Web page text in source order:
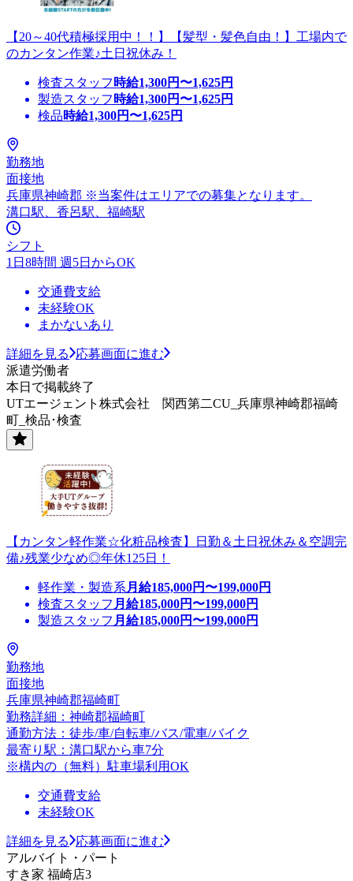
【20～40代積極採用中！！】【髪型・髪色自由！】工場内で
のカンタン作業♪土日祝休み！
検査スタッフ 時給1,300円〜1,625円
製造スタッフ 時給1,300円〜1,625円
検品時給1,300円〜1,625円
勤務地
面接地
兵庫県神崎郡 ※当案件はエリアでの募集となります。
溝口駅、香呂駅、福崎駅
シフト
1日8時間 週5日からOK
交通費支給
未経験OK
まかないあり
詳細を見る
応募画面に進む
派遣労働者
本日で掲載終了
UTエージェント株式会社 関西第二CU_兵庫県神崎郡福崎
町_検品･検査
【カンタン軽作業☆化粧品検査】日勤＆土日祝休み＆空調完
備♪残業少なめ◎年休125日！
軽作業・製造系 月給185,000円〜199,000円
検査スタッフ 月給185,000円〜199,000円
製造スタッフ 月給185,000円〜199,000円
勤務地
面接地
兵庫県神崎郡福崎町
勤務詳細：神崎郡福崎町
通勤方法：徒歩/車/自転車/バス/電車/バイク
最寄り駅：溝口駅から車7分
※構内の（無料）駐車場利用OK
交通費支給
未経験OK
詳細を見る
応募画面に進む
アルバイト・パート
すき家 福崎店3